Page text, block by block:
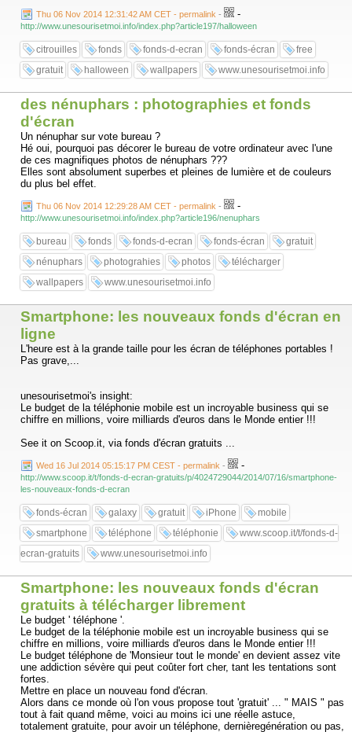
Thu 06 Nov 2014 12:31:42 AM CET - permalink - -
http://www.unesourisetmoi.info/index.php?article197/halloween
citrouilles fonds fonds-d-ecran fonds-écran
free
gratuit
halloween wallpapers www.unesourisetmoi.info
des nénuphars : photographies et fonds
d'écran
Un nénuphar sur vote bureau ?
Hé oui, pourquoi pas décorer le bureau de votre ordinateur avec l'une
de ces magnifiques photos de nénuphars ???
Elles sont absolument superbes et pleines de lumière et de couleurs
du plus bel effet.
Thu 06 Nov 2014 12:29:28 AM CET - permalink - -
http://www.unesourisetmoi.info/index.php?article196/nenuphars
bureau fonds fonds-d-ecran fonds-écran
gratuit
nénuphars
photograhies photos
télécharger
wallpapers
www.unesourisetmoi.info
Smartphone: les nouveaux fonds d'écran en
ligne
L'heure est à la grande taille pour les écran de téléphones portables !
Pas grave,...
unesourisetmoi's insight:
Le budget de la téléphonie mobile est un incroyable business qui se
chiffre en millions, voire milliards d'euros dans le Monde entier !!!
See it on Scoop.it, via fonds d'écran gratuits ...
Wed 16 Jul 2014 05:15:17 PM CEST - permalink - -
http://www.scoop.it/t/fonds-d-ecran-gratuits/p/4024729044/2014/07/16/smartphone-
les-nouveaux-fonds-d-ecran
fonds-écran galaxy gratuit iPhone
mobile
smartphone
téléphone téléphonie
www.scoop.it/t/fonds-d-
ecran-gratuits
www.unesourisetmoi.info
Smartphone: les nouveaux fonds d'écran
gratuits à télécharger librement
Le budget ' téléphone '.
Le budget de la téléphonie mobile est un incroyable business qui se
chiffre en millions, voire milliards d'euros dans le Monde entier !!!
Le budget téléphone de 'Monsieur tout le monde' en devient assez vite
une addiction sévère qui peut coûter fort cher, tant les tentations sont
fortes.
Mettre en place un nouveau fond d'écran.
Alors dans ce monde où l'on vous propose tout 'gratuit' ... " MAIS " pas
tout à fait quand même, voici au moins ici une réelle astuce,
totalement gratuite, pour avoir un téléphone, dernièregénération ou pas,